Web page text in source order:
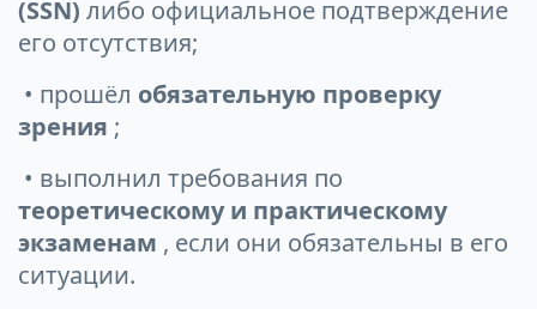
(SSN) либо официальное подтверждение
его отсутствия;
• прошёл обязательную проверку
зрения ;
• выполнил требования по
теоретическому и практическому
экзаменам , если они обязательны в его
ситуации.